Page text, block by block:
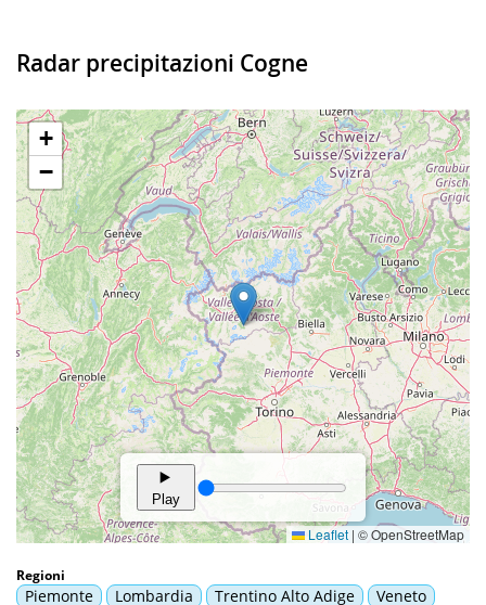
Radar precipitazioni Cogne
Regioni
Piemonte Lombardia Trentino Alto Adige Veneto